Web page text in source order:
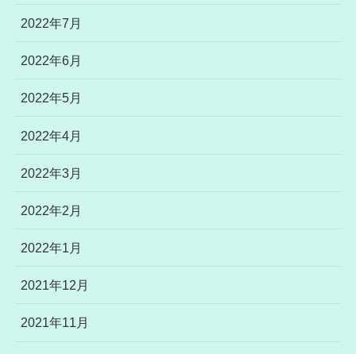
2022年7月
2022年6月
2022年5月
2022年4月
2022年3月
2022年2月
2022年1月
2021年12月
2021年11月